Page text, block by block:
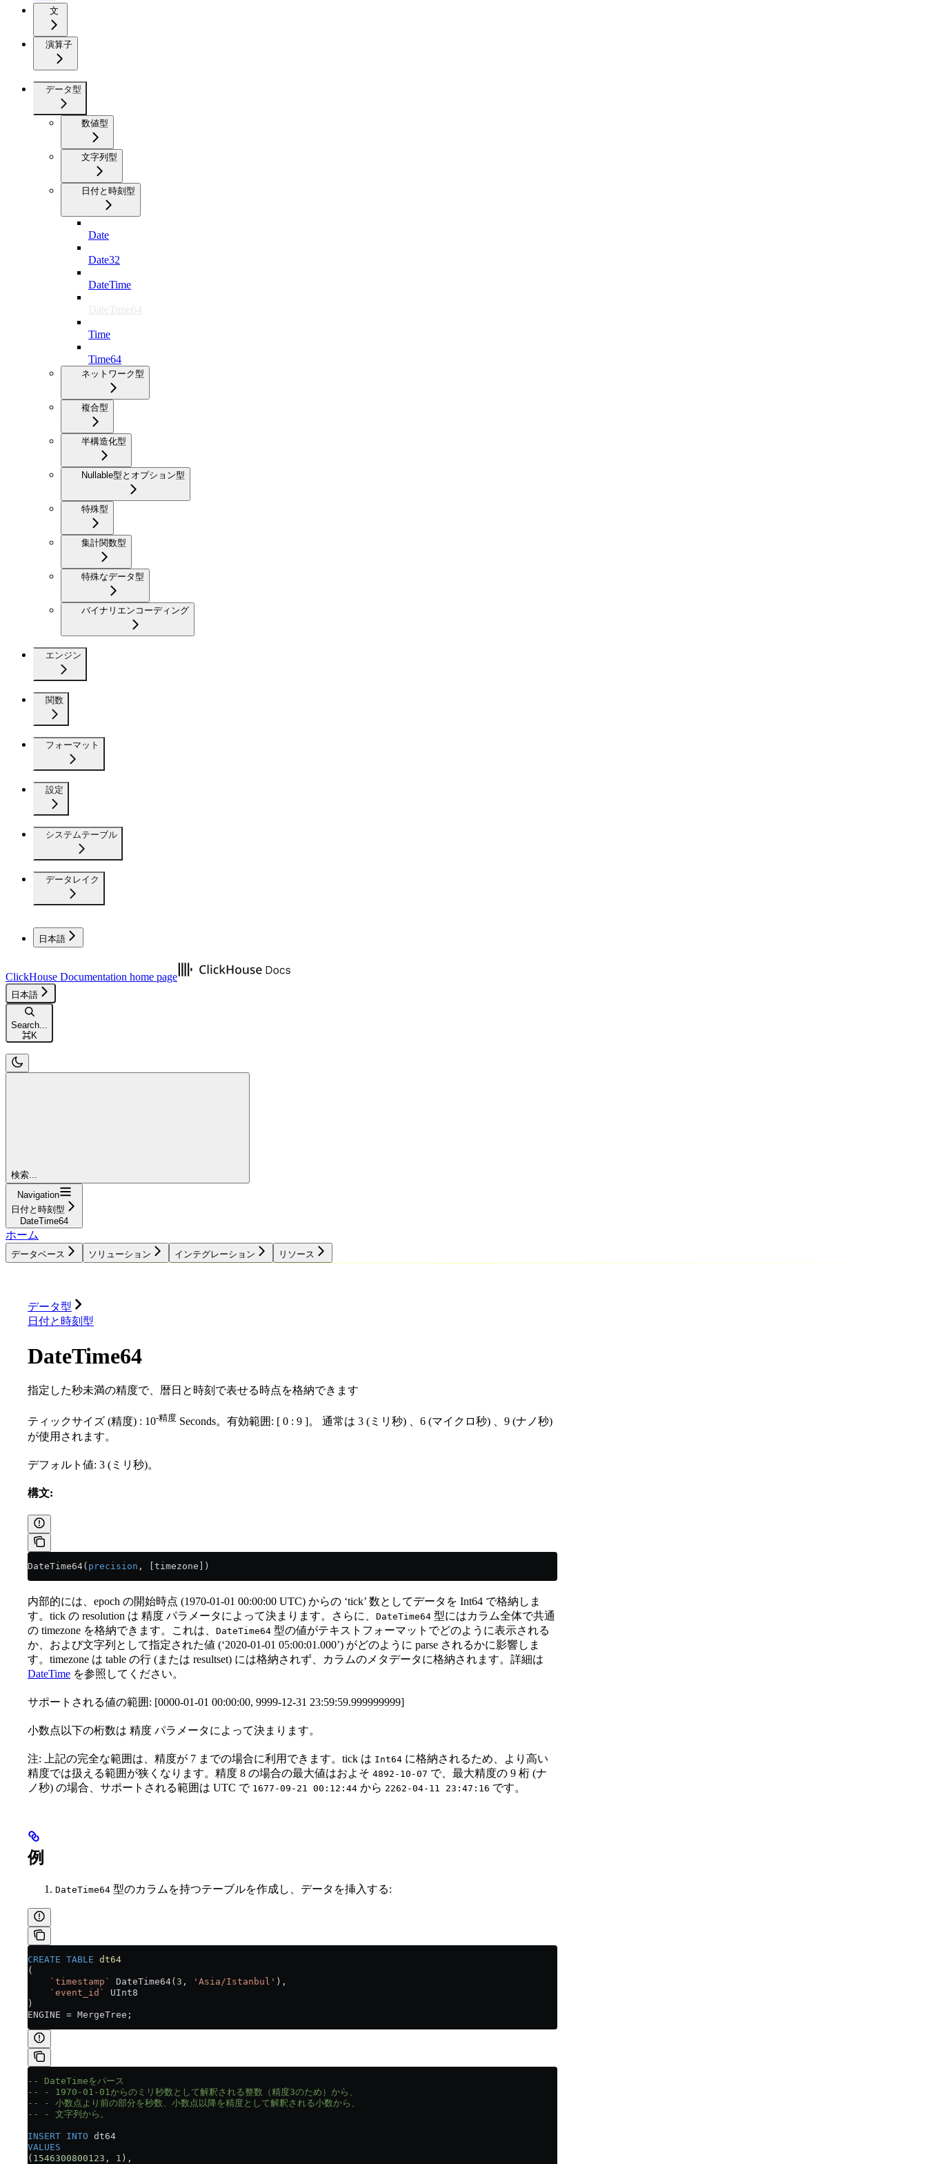
文
演算子
データ型
数値型
文字列型
日付と時刻型
Date
Date32
DateTime
DateTime64
Time
Time64
ネットワーク型
複合型
半構造化型
Nullable型とオプション型
特殊型
集計関数型
特殊なデータ型
バイナリエンコーディング
エンジン
関数
フォーマット
設定
システムテーブル
データレイク
日本語
ClickHouse Documentation home page
日本語
Search...
⌘K
検索...
Navigation
日付と時刻型
DateTime64
ホーム
データベース ソリューション インテグレーション リソース
データ型
日付と時刻型
DateTime64
指定した秒未満の精度で、暦日と時刻で表せる時点を格納できます
ティックサイズ (精度) : 10-精度 Seconds。有効範囲: [ 0 : 9 ]。 通常は 3 (ミリ秒) 、6 (マイクロ秒) 、9 (ナノ秒)
が使用されます。
デフォルト値: 3 (ミリ秒)。
構文:
DateTime64( precision , [timezone])
内部的には、epoch の開始時点 (1970-01-01 00:00:00 UTC) からの ‘tick’ 数としてデータを Int64 で格納しま
す。tick の resolution は 精度 パラメータによって決まります。さらに、 DateTime64 型にはカラム全体で共通
の timezone を格納できます。これは、 DateTime64 型の値がテキストフォーマットでどのように表示される
か、および文字列として指定された値 (‘2020-01-01 05:00:01.000’) がどのように parse されるかに影響しま
す。timezone は table の行 (または resultset) には格納されず、カラムのメタデータに格納されます。詳細は
DateTime を参照してください。
サポートされる値の範囲: [0000-01-01 00:00:00, 9999-12-31 23:59:59.999999999]
小数点以下の桁数は 精度 パラメータによって決まります。
注: 上記の完全な範囲は、精度が 7 までの場合に利用できます。tick は Int64 に格納されるため、より高い
精度では扱える範囲が狭くなります。精度 8 の場合の最大値はおよそ 4892-10-07 で、最大精度の 9 桁 (ナ
ノ秒) の場合、サポートされる範囲は UTC で 1677-09-21 00:12:44 から 2262-04-11 23:47:16 です。
例
DateTime64 型のカラムを持つテーブルを作成し、データを挿入する:
CREATE TABLE dt64
(
    `timestamp`
DateTime64( 3 , 'Asia/Istanbul' ),
    `event_id`
UInt8
)
ENGINE = MergeTree;
-- DateTimeをパース
-- - 1970-01-01からのミリ秒数として解釈される整数（精度3のため）から、
-- - 小数点より前の部分を秒数、小数点以降を精度として解釈される小数から、
-- - 文字列から。
INSERT INTO dt64
VALUES
( 1546300800123 , 1 ),